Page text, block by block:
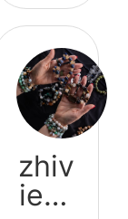
zhiv
ie_b